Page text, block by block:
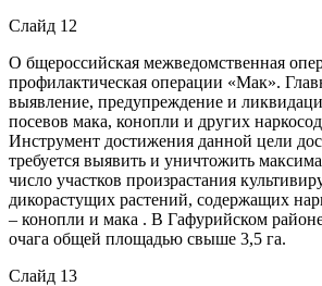
Слайд 12
О бщероссийская межведомственная
профилактическая операции «Мак».
выявление, предупреждение и
посевов мака, конопли и других
Инструмент достижения данной цели
требуется выявить и уничтожить
число участков произрастания
дикорастущих растений, содержащих
– конопли и мака . В Гафурийском
очага общей площадью свыше 3,5 га.
Слайд 13